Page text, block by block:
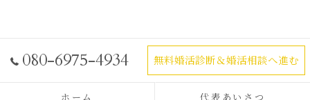
080-6975-4934 無料婚活診断＆婚活相談へ進む